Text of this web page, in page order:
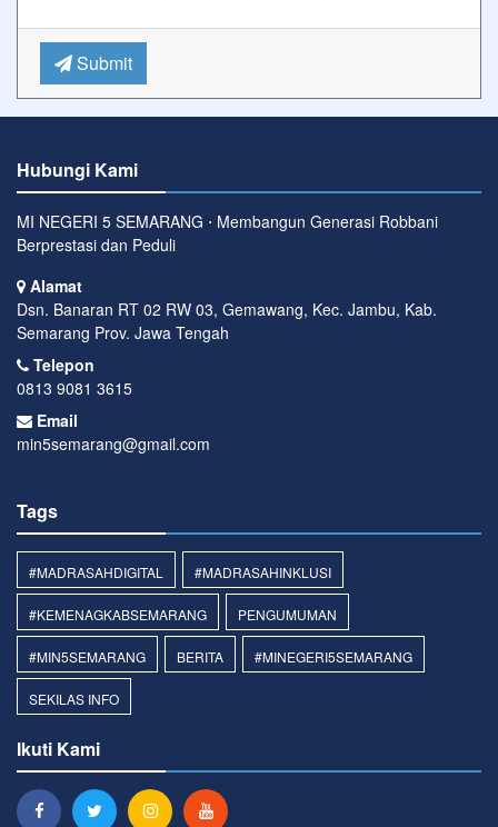
Submit
Hubungi Kami
MI NEGERI 5 SEMARANG ⋅ Membangun Generasi Robbani
Berprestasi dan Peduli
Alamat
Dsn. Banaran RT 02 RW 03, Gemawang, Kec. Jambu, Kab.
Semarang Prov. Jawa Tengah
Telepon
0813 9081 3615
Email
min5semarang@gmail.com
Tags
#MADRASAHDIGITAL #MADRASAHINKLUSI
#KEMENAGKABSEMARANG PENGUMUMAN
#MIN5SEMARANG BERITA #MINEGERI5SEMARANG
SEKILAS INFO
Ikuti Kami